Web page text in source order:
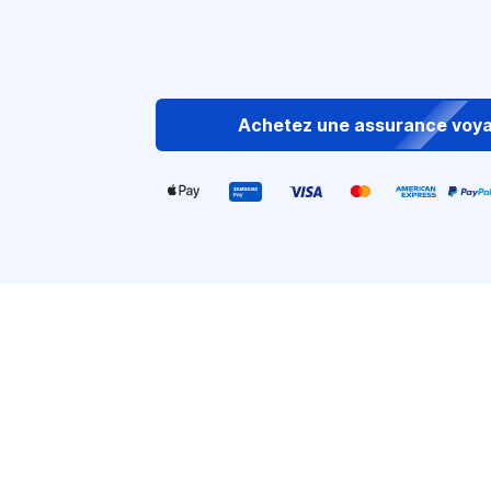
Achetez une assurance